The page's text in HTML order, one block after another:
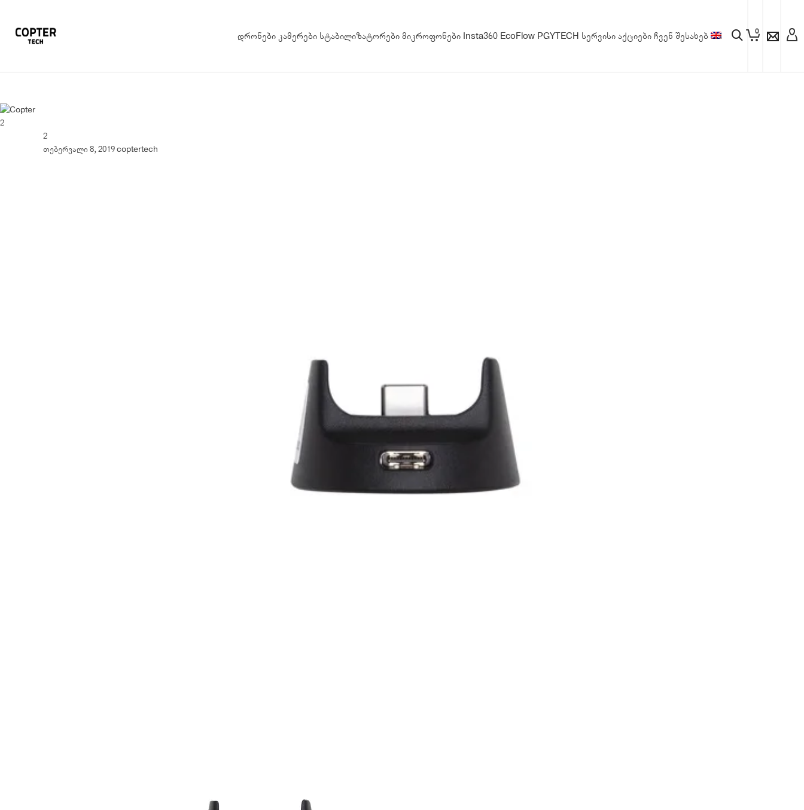
0
დრონები კამერები სტაბილიზატორები მიკროფონები Insta360 EcoFlow PGYTECH სერვისი აქციები ჩვენ შესახებ
2
2
თებერვალი 8, 2019coptertech